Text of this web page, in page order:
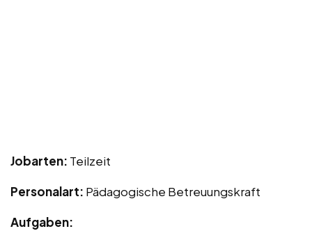
Jobarten: Teilzeit
Personalart: Pädagogische Betreuungskraft
Aufgaben: